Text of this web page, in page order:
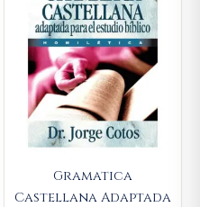
Gramatica
Castellana Adaptada